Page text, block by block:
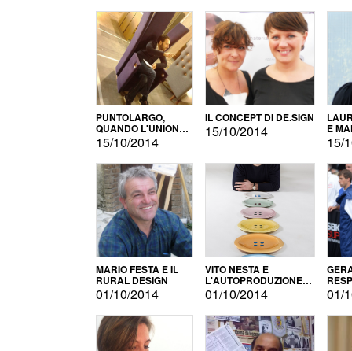
PUNTOLARGO,
QUANDO L'UNIONE
FA LA FORZA E
VINCE
15/10/2014
IL CONCEPT DI DE.SIGN
15/10/2014 E
15/
MARIO FESTA E IL
RURAL DESIGN
01/10/2014
VITO NESTA E
L'AUTOPRODUZIONE
COME RECUPERO DEI
SIMBOLI
01/10/2014 01/